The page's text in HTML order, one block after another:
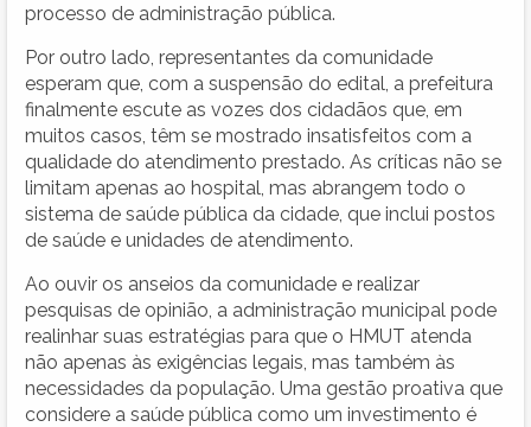
processo de administração pública.
Por outro lado, representantes da comunidade
esperam que, com a suspensão do edital, a prefeitura
finalmente escute as vozes dos cidadãos que, em
muitos casos, têm se mostrado insatisfeitos com a
qualidade do atendimento prestado. As críticas não se
limitam apenas ao hospital, mas abrangem todo o
sistema de saúde pública da cidade, que inclui postos
de saúde e unidades de atendimento.
Ao ouvir os anseios da comunidade e realizar
pesquisas de opinião, a administração municipal pode
realinhar suas estratégias para que o HMUT atenda
não apenas às exigências legais, mas também às
necessidades da população. Uma gestão proativa que
considere a saúde pública como um investimento é